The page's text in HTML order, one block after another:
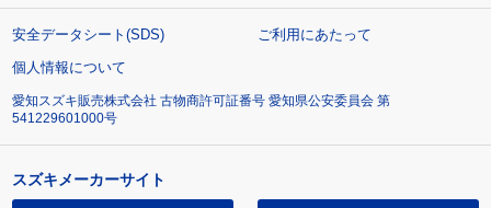
安全データシート(SDS)
ご利用にあたって
個人情報について
愛知スズキ販売株式会社 古物商許可証番号 愛知県公安委員会 第
541229601000号
スズキメーカーサイト